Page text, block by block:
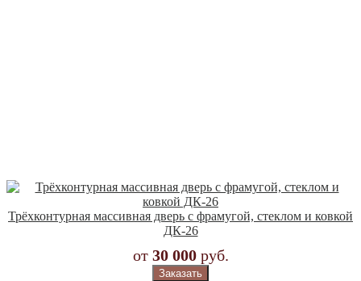
Трёхконтурная массивная дверь с фрамугой, стеклом и ковкой
ДК-26
от 30 000 руб.
Заказать